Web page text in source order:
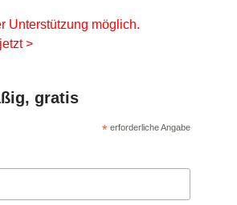
Unterstützung möglich.
>
gratis
* erforderliche Angabe